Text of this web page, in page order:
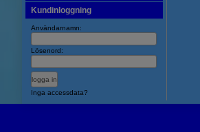
Kundinloggning
Användarnamn:
Lösenord:
Inga accessdata?